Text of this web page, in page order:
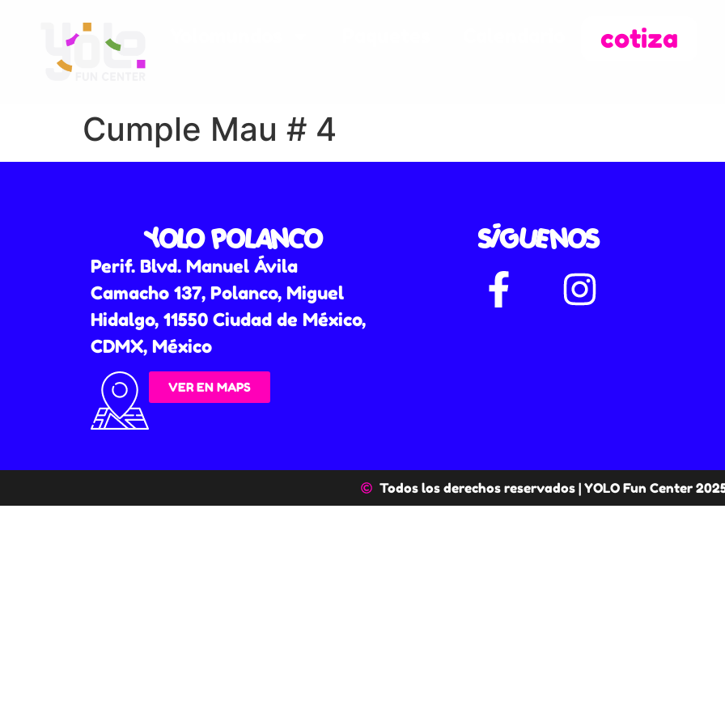
cotiza
Cumple Mau # 4
YOLO POLANCO
Perif. Blvd. Manuel Ávila
Camacho 137, Polanco, Miguel
Hidalgo, 11550 Ciudad de México,
CDMX, México
VER EN MAPS
SÍGUENOS
Todos los derechos reservados | YOLO Fun Center